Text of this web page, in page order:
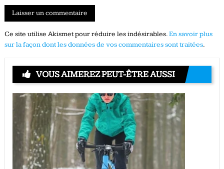
Ce site utilise Akismet pour réduire les indésirables.En savoir plus
sur la façon dont les données de vos commentaires sont traitées.
VOUS AIMEREZ PEUT-ÊTRE AUSSI